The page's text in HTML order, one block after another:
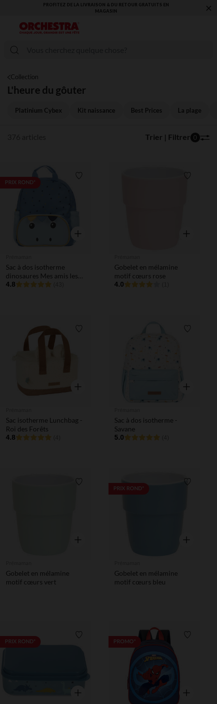
VOUS ALLEZ ADORER LA RENTRÉE ! DÉCOUVREZ LA NOUVELLE
COLLECTION !
×
Collection
L'heure du gôuter
Platinium Cybex Kit naissance Best Prices La plage
Trier | Filtrer 0
PRIX ROND*
Aperçu rapide
Sac à dos isotherme
dinosaures Mes amis les
dinos
4.8
Aperçu
Gobelet en mélamine
motif cœurs rose
4.0
Aperçu rapide
Sac isotherme Lunchbag -
Roi des Forêts
4.8
Aperçu
Sac à dos isotherme -
Savane
5.0
Liste de souhaits
Aperçu rapide
Gobelet en mélamine
motif cœurs vert
PRIX ROND*
Aperçu
Gobelet en mélamine
motif cœurs bleu
PRIX ROND* Liste de souhaits
Aperçu rapide
PROMO*
Aperçu